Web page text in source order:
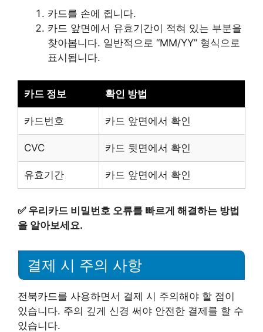
카드를 손에 쥡니다.
카드 앞면에서 유효기간이 적혀 있는 부분을
찾아봅니다. 일반적으로 “MM/YY” 형식으로
표시됩니다.
카드 정보 확인 방법
카드번호 카드 앞면에서 확인
CVC 카드 뒷면에서 확인
유효기간 카드 앞면에서 확인
✅ 우리카드 비밀번호 오류를 빠르게 해결하는 방법
을 알아보세요.
결제 시 주의 사항
전북카드를 사용하면서 결제 시 주의해야 할 점이
있습니다. 주의 깊게 신경 써야 안전한 결제를 할 수
있습니다.